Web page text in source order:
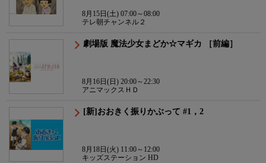
8月15日(土) 07:00～08:00
テレ朝チャンネル２
劇場版 魔法少女まどか☆マギカ ［前編］
8月16日(日) 20:00～22:30
アニマックスＨＤ
[新]おおきく振りかぶって #1，2
8月18日(火) 11:00～12:00
キッズステーション HD